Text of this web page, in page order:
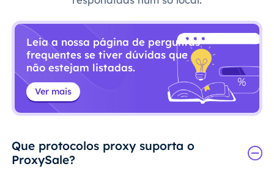
Leia a nossa página de perguntas
frequentes se tiver dúvidas que
não estejam listadas.
Ver mais
Que protocolos proxy suporta o
ProxySale?